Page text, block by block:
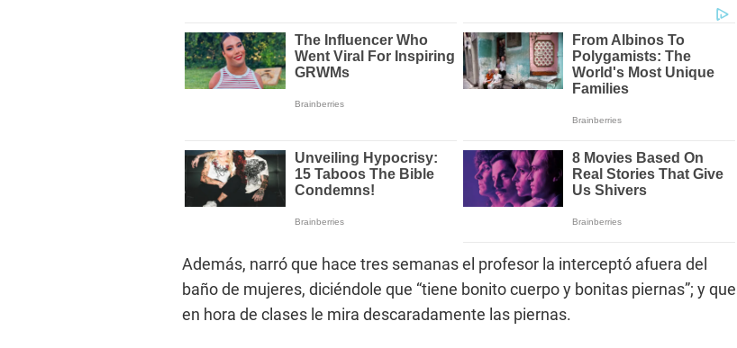
Además, narró que hace tres semanas el profesor la interceptó afuera del
baño de mujeres, diciéndole que “tiene bonito cuerpo y bonitas piernas”; y que
en hora de clases le mira descaradamente las piernas.